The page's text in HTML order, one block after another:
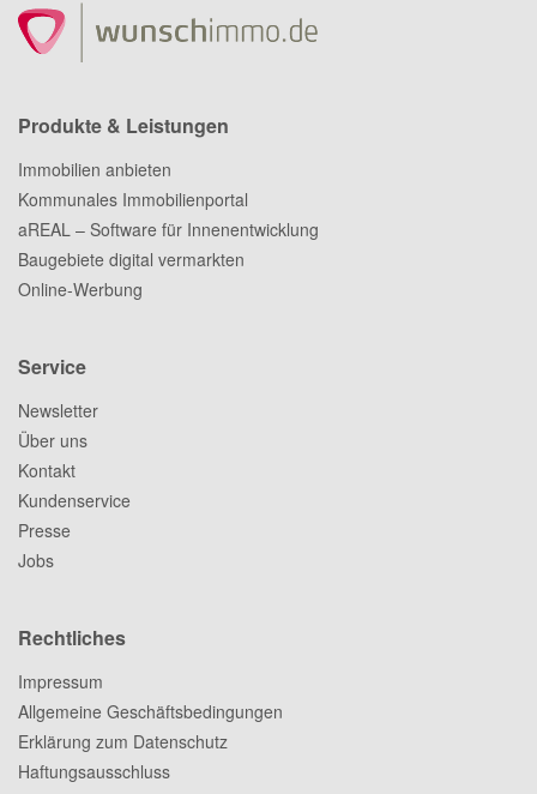
Produkte & Leistungen
Immobilien anbieten
Kommunales Immobilienportal
aREAL – Software für Innenentwicklung
Baugebiete digital vermarkten
Online-Werbung
Service
Newsletter
Über uns
Kontakt
Kundenservice
Presse
Jobs
Rechtliches
Impressum
Allgemeine Geschäftsbedingungen
Erklärung zum Datenschutz
Haftungsausschluss